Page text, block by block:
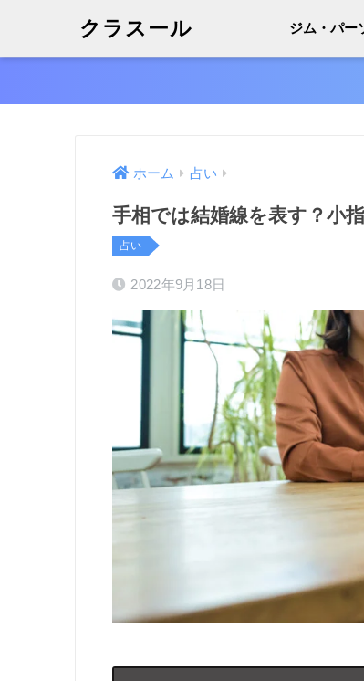
クラスール ジム・パー
ホーム 占い
手相では結婚線を表す？小
占い
2022年9月18日